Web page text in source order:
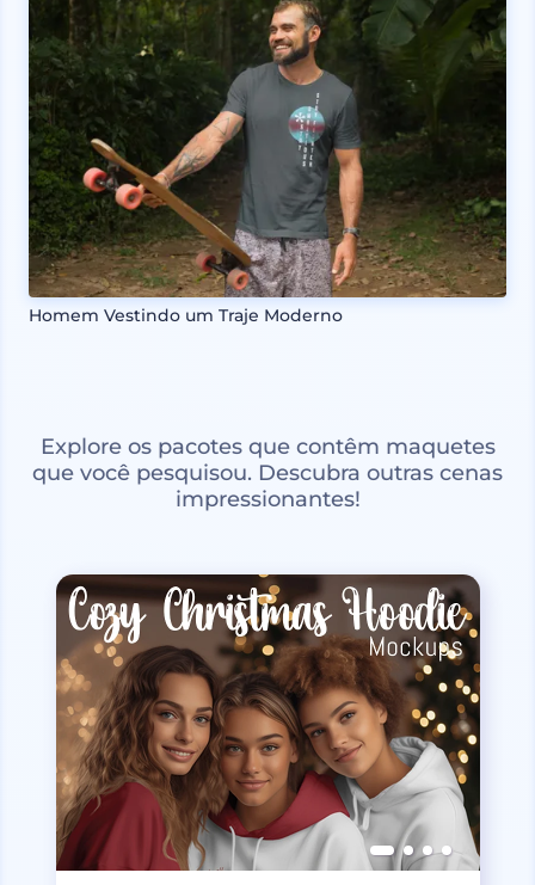
Homem Vestindo um Traje Moderno
Explore os pacotes que contêm maquetes
que você pesquisou. Descubra outras cenas
impressionantes!